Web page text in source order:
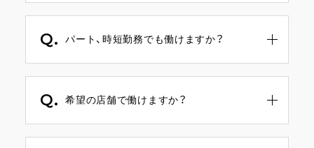
A.
レギュラー勤務の大多数のスタッフさんは、
方も複数名いらっしゃいます。
Q. パート、時短勤務でも働けますか？
A.
のでご自身の生活スタイルに合わせて働くこ
Q. 希望の店舗で働けますか？
A.